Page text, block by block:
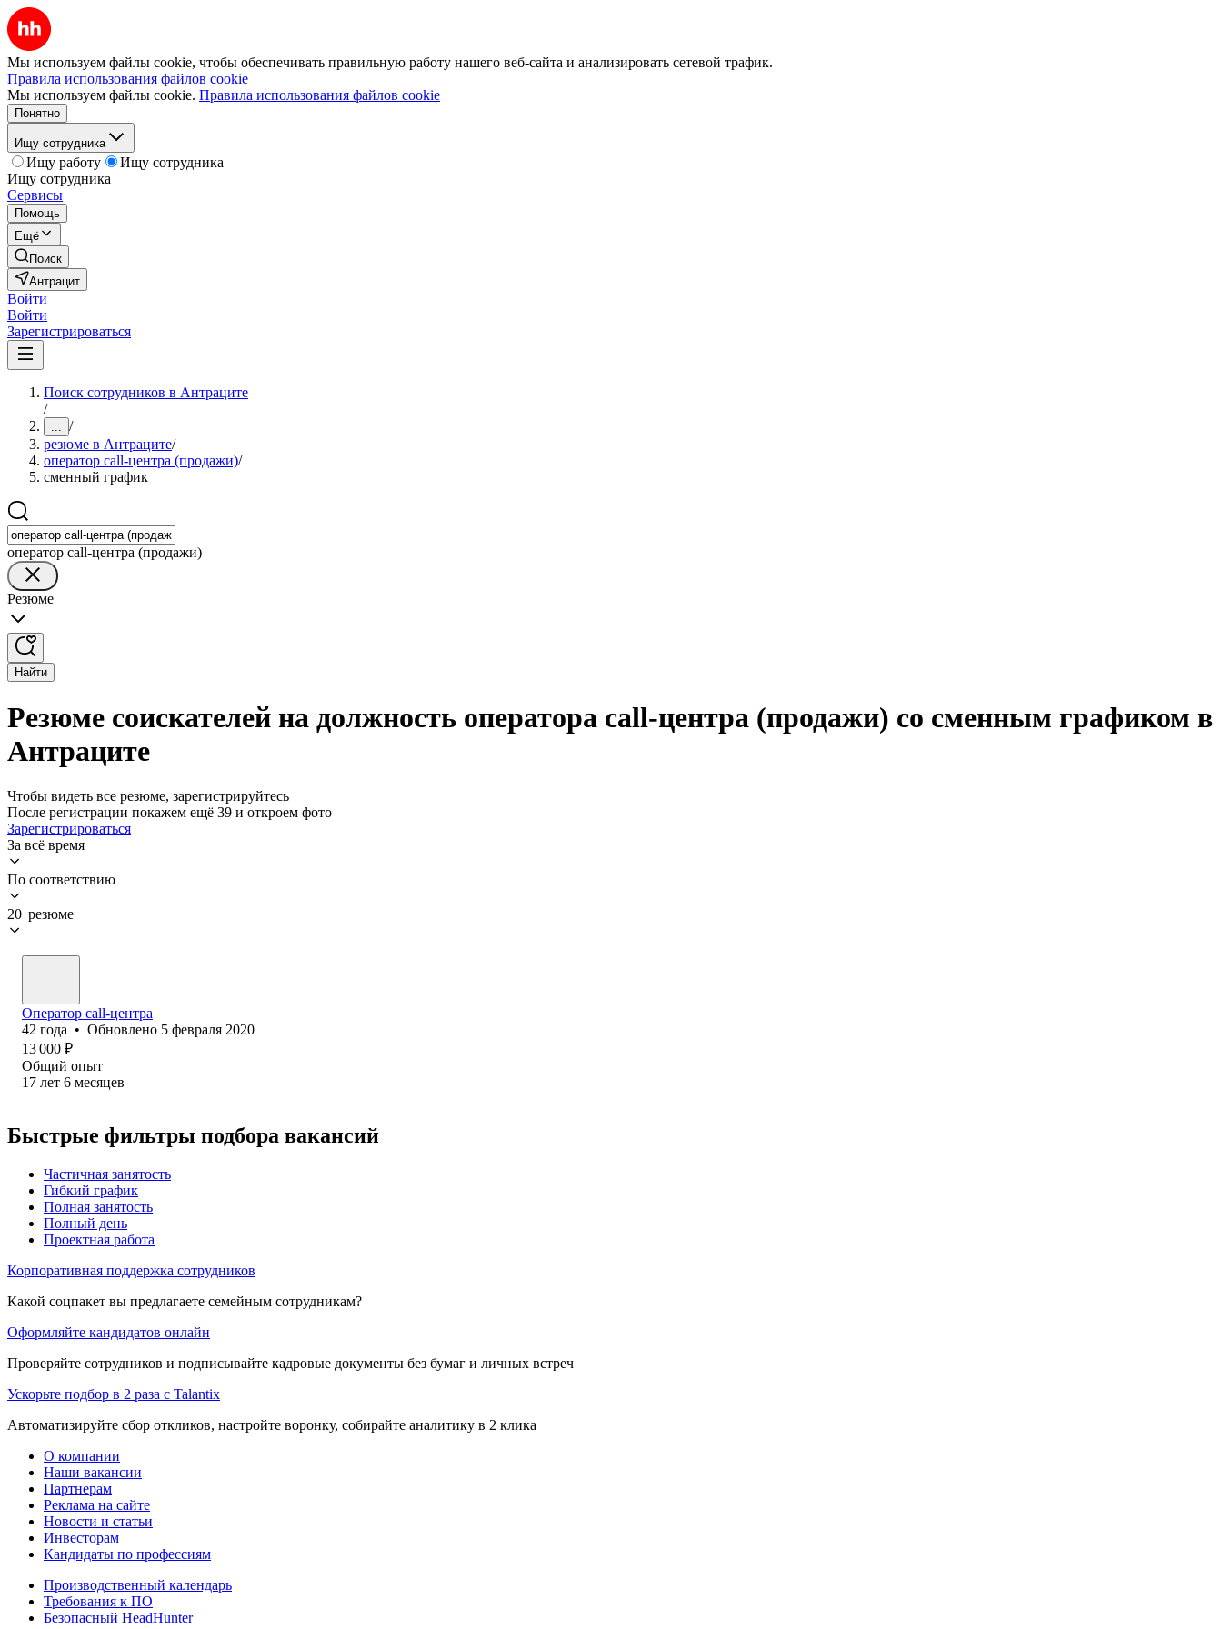
Мы используем файлы cookie, чтобы обеспечивать правильную работу нашего веб-сайта и анализировать сетевой трафик.
Правила использования файлов cookie
Мы используем файлы cookie. Правила использования файлов cookie
Понятно
Ищу сотрудника
Ищу работу
Ищу сотрудника
Ищу сотрудника
Сервисы
Помощь
Ещё
Поиск
Антрацит
Войти
Войти
Зарегистрироваться
Поиск сотрудников в Антраците
/
... /
резюме в Антраците/
оператор call-центра (продажи)/
сменный график
оператор call-центра (продажи)
Резюме
Найти
Резюме соискателей на должность оператора call-центра (продажи) со сменным графиком в
Антраците
Чтобы видеть все резюме, зарегистрируйтесь
После регистрации покажем ещё 39 и откроем фото
Зарегистрироваться
За всё время
По соответствию
20 резюме
Оператор call-центра
42 года • Обновлено 5 февраля 2020
13 000 ₽
Общий опыт
17 лет 6 месяцев
Быстрые фильтры подбора вакансий
Частичная занятость
Гибкий график
Полная занятость
Полный день
Проектная работа
Корпоративная поддержка сотрудников
Какой соцпакет вы предлагаете семейным сотрудникам?
Оформляйте кандидатов онлайн
Проверяйте сотрудников и подписывайте кадровые документы без бумаг и личных встреч
Ускорьте подбор в 2 раза с Talantix
Автоматизируйте сбор откликов, настройте воронку, собирайте аналитику в 2 клика
О компании
Наши вакансии
Партнерам
Реклама на сайте
Новости и статьи
Инвесторам
Кандидаты по профессиям
Производственный календарь
Требования к ПО
Безопасный HeadHunter